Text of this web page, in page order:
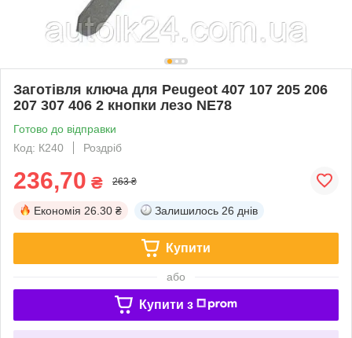
Заготівля ключа для Peugeot 407 107 205 206
207 307 406 2 кнопки лезо NE78
Готово до відправки
Код: К240
Роздріб
236,70 ₴ 263 ₴
Економія 26.30 ₴ Залишилось 26 днів
Купити
або
Купити з